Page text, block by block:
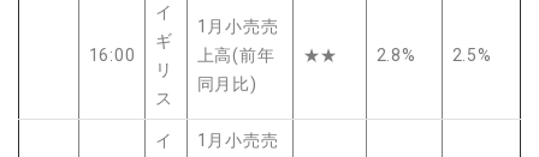
16:00
イ
ギ
リ
ス
1月小売売
上高(前年
同月比)
★★ 2.8% 2.5%
イ
1月小売売